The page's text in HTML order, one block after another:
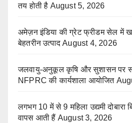
तय होती है August 5, 2026
अमेज़न इंडिया की ग्रेट फ्रीडम सेल में
बेहतरीन उत्पाद August 4, 2026
जलवायु-अनुकूल कृषि और सुशासन पर
NFPRC की कार्यशाला आयोजित
लगभग 10 में से 9 महिला उद्यमी
वापस आती हैं August 3, 2026